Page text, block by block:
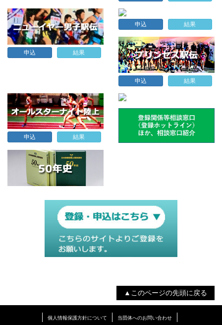
申込 結果
申込 結果
申込 結果
申込 結果
▲このページの先頭に戻る
個人情報保護方針について 当団体へのお問い合わせ